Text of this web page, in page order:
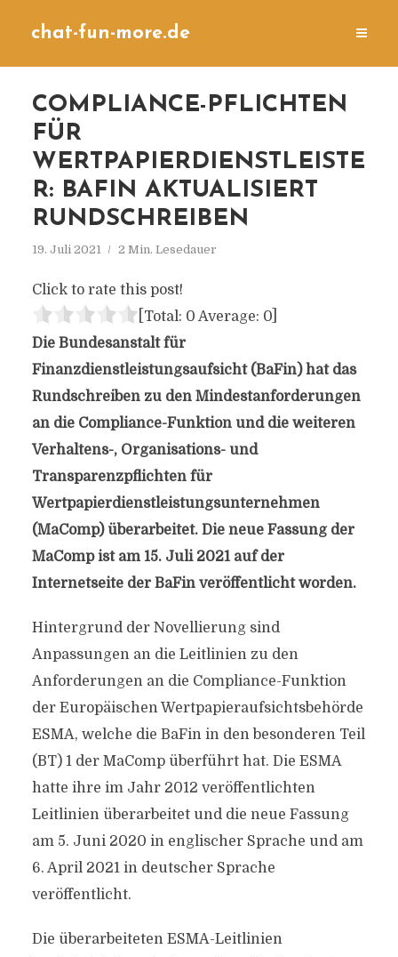
chat-fun-more.de
COMPLIANCE-PFLICHTEN
FÜR
WERTPAPIERDIENSTLEISTE
R: BAFIN AKTUALISIERT
RUNDSCHREIBEN
19. Juli 2021 2 Min. Lesedauer
Click to rate this post!
[Total: 0 Average: 0]
Die Bundesanstalt für
Finanzdienstleistungsaufsicht (BaFin) hat das
Rundschreiben zu den Mindestanforderungen
an die Compliance-Funktion und die weiteren
Verhaltens-, Organisations- und
Transparenzpflichten für
Wertpapierdienstleistungsunternehmen
(MaComp) überarbeitet. Die neue Fassung der
MaComp ist am 15. Juli 2021 auf der
Internetseite der BaFin veröffentlicht worden.
Hintergrund der Novellierung sind
Anpassungen an die Leitlinien zu den
Anforderungen an die Compliance-Funktion
der Europäischen Wertpapieraufsichtsbehörde
ESMA, welche die BaFin in den besonderen Teil
(BT) 1 der MaComp überführt hat. Die ESMA
hatte ihre im Jahr 2012 veröffentlichten
Leitlinien überarbeitet und die neue Fassung
am 5. Juni 2020 in englischer Sprache und am
6. April 2021 in deutscher Sprache
veröffentlicht.
Die überarbeiteten ESMA-Leitlinien